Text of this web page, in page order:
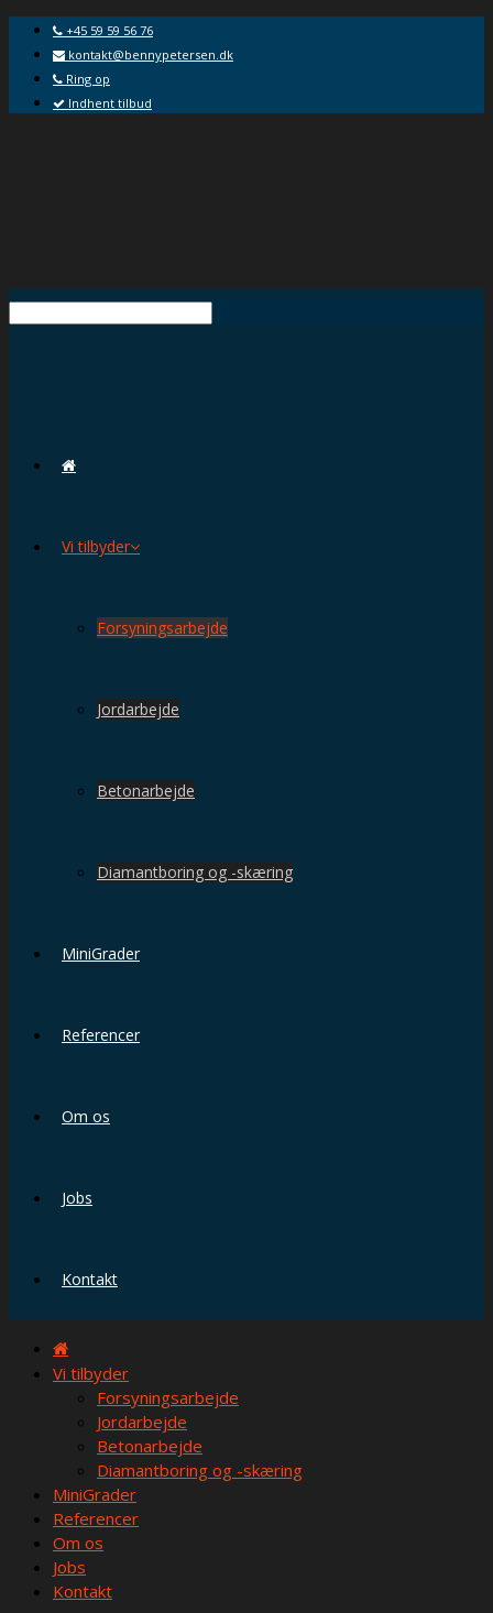
+45 59 59 56 76
kontakt@bennypetersen.dk
Ring op
Indhent tilbud
Vi tilbyder
Forsyningsarbejde
Jordarbejde
Betonarbejde
Diamantboring og -skæring
MiniGrader
Referencer
Om os
Jobs
Kontakt
Vi tilbyder
Forsyningsarbejde
Jordarbejde
Betonarbejde
Diamantboring og -skæring
MiniGrader
Referencer
Om os
Jobs
Kontakt